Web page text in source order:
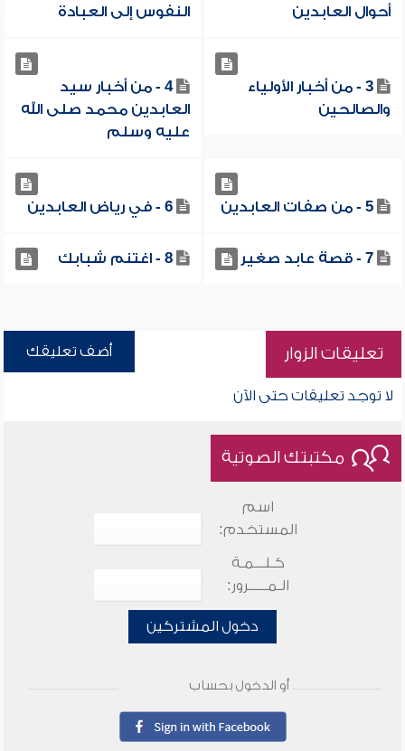
أحوال العابدين
النفوس إلى العبادة
3 - من أخبار الأولياء
والصالحين
4 - من أخبار سيد
العابدين محمد صلى الله
عليه وسلم
5 - من صفات العابدين 6 - في رياض العابدين
7 - قصة عابد صغير 8 - اغتنم شبابك
تعليقات الزوار أضف تعليقك
لا توجد تعليقات حتى الآن
مكتبتك الصوتية
اسم
المستخدم:
كـلـــمـة
الـمـــــرور:
دخول المشتركين
أو الدخول بحساب